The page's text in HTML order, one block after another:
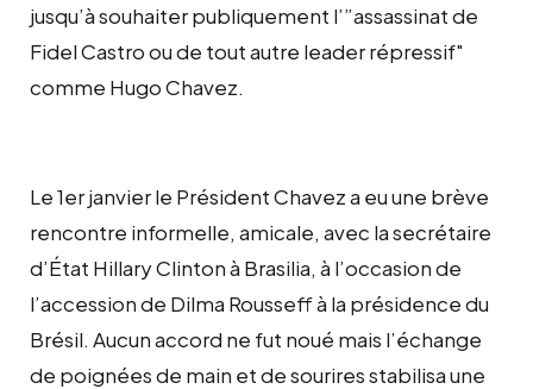
jusqu’à souhaiter publiquement l’”assassinat de
Fidel Castro ou de tout autre leader répressif"
comme Hugo Chavez.
Le 1er janvier le Président Chavez a eu une brève
rencontre informelle, amicale, avec la secrétaire
d’État Hillary Clinton à Brasilia, à l’occasion de
l’accession de Dilma Rousseff à la présidence du
Brésil. Aucun accord ne fut noué mais l’échange
de poignées de main et de sourires stabilisa une